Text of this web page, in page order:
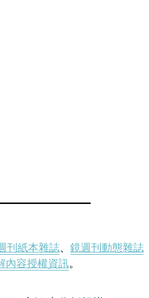
刊紙本雜誌、 鏡週刊動態雜誌
內容授權資訊。